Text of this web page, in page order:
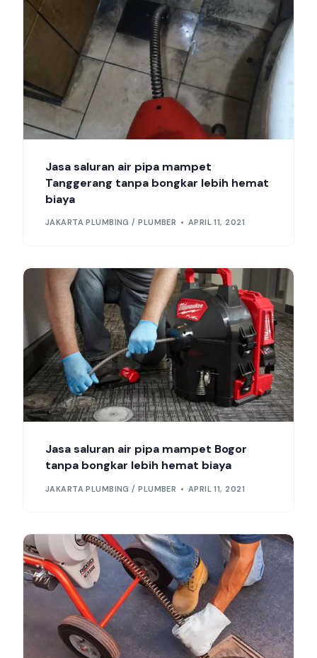
Jasa saluran air pipa mampet
Tanggerang tanpa bongkar lebih hemat
biaya
JAKARTA PLUMBING / PLUMBER APRIL 11, 2021
Jasa saluran air pipa mampet Bogor
tanpa bongkar lebih hemat biaya
JAKARTA PLUMBING / PLUMBER APRIL 11, 2021